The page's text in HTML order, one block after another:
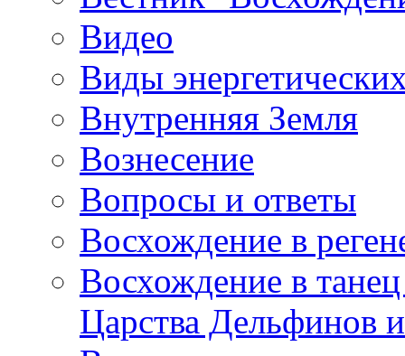
Видео
Виды
Внутренняя Земля
Вознесение
Вопросы и ответы
Восхождение в
Восхождение в
Царства Дельфинов